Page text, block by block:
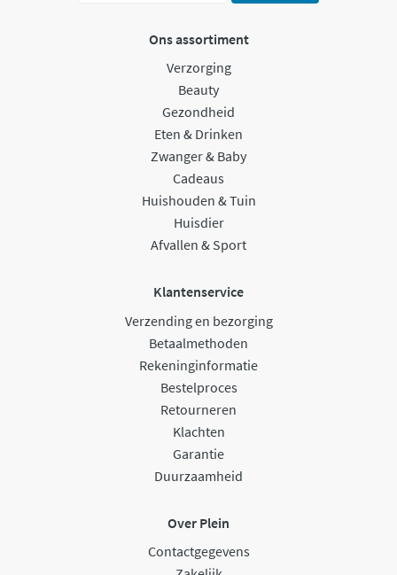
Ons assortiment
Verzorging
Beauty
Gezondheid
Eten & Drinken
Zwanger & Baby
Cadeaus
Huishouden & Tuin
Huisdier
Afvallen & Sport
Klantenservice
Verzending en bezorging
Betaalmethoden
Rekeninginformatie
Bestelproces
Retourneren
Klachten
Garantie
Duurzaamheid
Over Plein
Contactgegevens